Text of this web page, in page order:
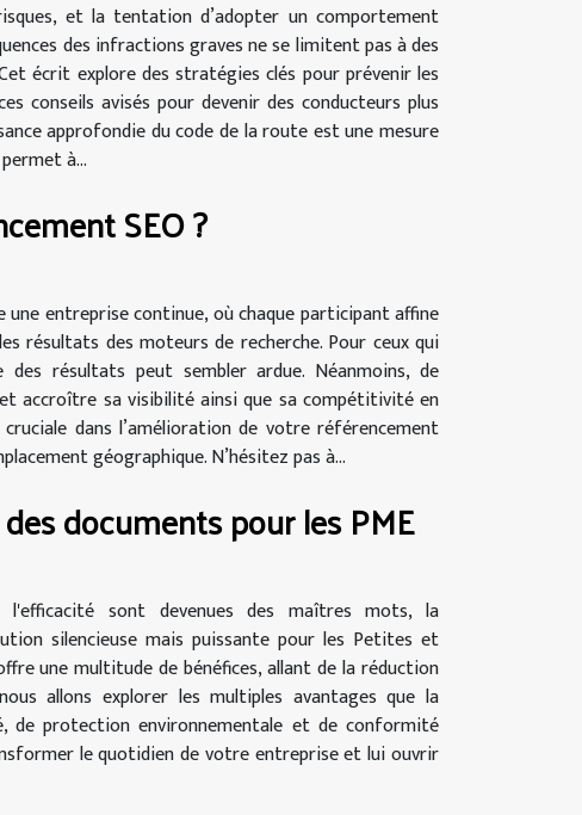
et la tentation d’adopter un comportement
des infractions graves ne se limitent pas à des
écrit explore des stratégies clés pour prévenir les
conseils avisés pour devenir des conducteurs plus
approfondie du code de la route est une mesure
à...
SEO ?
entreprise continue, où chaque participant affine
résultats des moteurs de recherche. Pour ceux qui
résultats peut sembler ardue. Néanmoins, de
accroître sa visibilité ainsi que sa compétitivité en
dans l’amélioration de votre référencement
géographique. N’hésitez pas à...
documents pour les PME
sont devenues des maîtres mots, la
silencieuse mais puissante pour les Petites et
une multitude de bénéfices, allant de la réduction
allons explorer les multiples avantages que la
de protection environnementale et de conformité
le quotidien de votre entreprise et lui ouvrir